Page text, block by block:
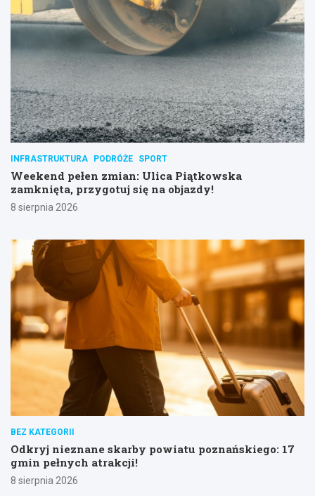
INFRASTRUKTURA PODRÓŻE SPORT
Weekend pełen zmian: Ulica Piątkowska
zamknięta, przygotuj się na objazdy!
8 sierpnia 2026
BEZ KATEGORII
Odkryj nieznane skarby powiatu poznańskiego: 17
gmin pełnych atrakcji!
8 sierpnia 2026